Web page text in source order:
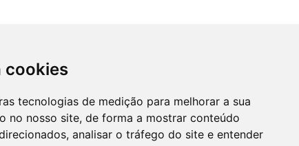
cookies
tecnologias de medição para melhorar a sua
no nosso site, de forma a mostrar conteúdo
analisar o tráfego do site e entender